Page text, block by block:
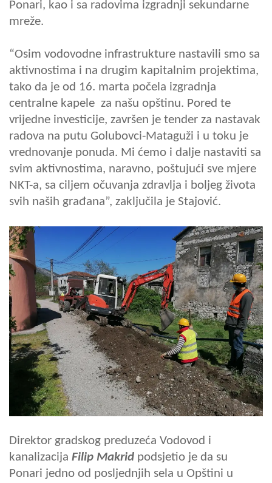
Ponari, kao i sa radovima izgradnji sekundarne
mreže.
“Osim vodovodne infrastrukture nastavili smo sa
aktivnostima i na drugim kapitalnim projektima,
tako da je od 16. marta počela izgradnja
centralne kapele za našu opštinu. Pored te
vrijedne investicije, završen je tender za nastavak
radova na putu Golubovci-Mataguži i u toku je
vrednovanje ponuda. Mi ćemo i dalje nastaviti sa
svim aktivnostima, naravno, poštujući sve mjere
NKT-a, sa ciljem očuvanja zdravlja i boljeg života
svih naših građana”, zaključila je Stajović.
Direktor gradskog preduzeća Vodovod i
kanalizacija Filip Makrid podsjetio je da su
Ponari jedno od posljednjih sela u Opštini u